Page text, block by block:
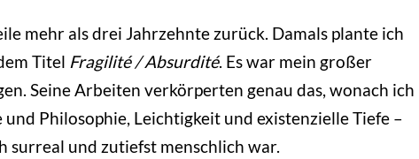
mehr als drei Jahrzehnte zurück. Damals plante ich
Titel Fragilité / Absurdité. Es war mein großer
Seine Arbeiten verkörperten genau das, wonach ich
Philosophie, Leichtigkeit und existenzielle Tiefe –
surreal und zutiefst menschlich war.